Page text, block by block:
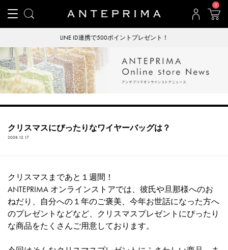
0
LINE ID連携で500ポイントプレゼント！
クリスマスにぴったりなワイヤーバッグは？
2008.12.17
クリスマスまであと１週間！
ANTEPRIMA オンラインストアでは、彼氏や旦那様へのお
ねだり、自分への１年のご褒美、今年お世話になった方へ
のプレゼントなどなど、クリスマスプレゼントにぴったり
な商品をたくさんご用意しております。